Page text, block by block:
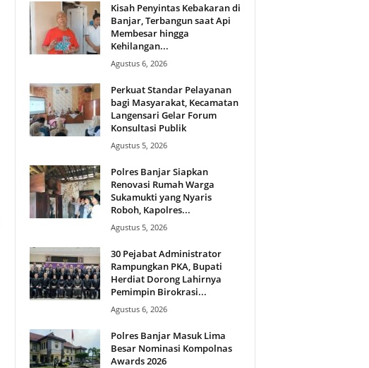
Kisah Penyintas Kebakaran di
Banjar, Terbangun saat Api
Membesar hingga
Kehilangan...
Agustus 6, 2026
Perkuat Standar Pelayanan
bagi Masyarakat, Kecamatan
Langensari Gelar Forum
Konsultasi Publik
Agustus 5, 2026
Polres Banjar Siapkan
Renovasi Rumah Warga
Sukamukti yang Nyaris
Roboh, Kapolres...
Agustus 5, 2026
30 Pejabat Administrator
Rampungkan PKA, Bupati
Herdiat Dorong Lahirnya
Pemimpin Birokrasi...
Agustus 6, 2026
Polres Banjar Masuk Lima
Besar Nominasi Kompolnas
Awards 2026